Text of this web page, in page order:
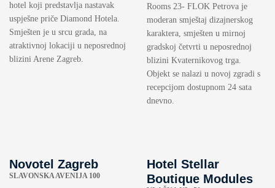
hotel koji predstavlja nastavak
uspješne priče Diamond Hotela.
Smješten je u srcu grada, na
atraktivnoj lokaciji u neposrednoj
blizini Arene Zagreb.
Rooms 23- FLOK Petrova je
moderan smještaj dizajnerskog
karaktera, smješten u mirnoj
gradskoj četvrti u neposrednoj
blizini Kvaternikovog trga.
Objekt se nalazi u novoj zgradi s
recepcijom dostupnom 24 sata
dnevno.
Novotel Zagreb
SLAVONSKA AVENIJA 100
Hotel Stellar
Boutique Modules